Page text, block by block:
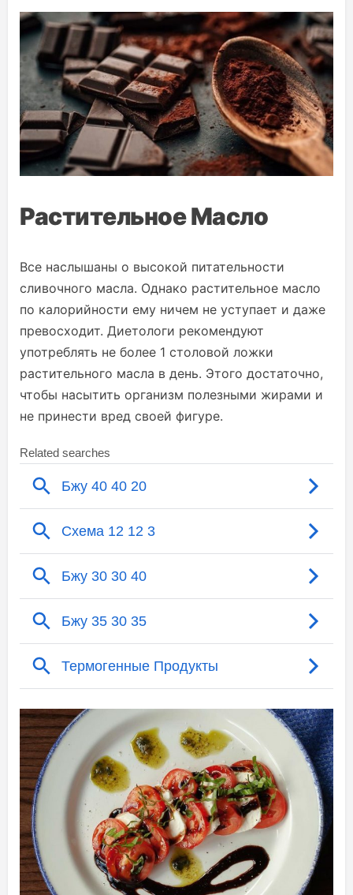
Растительное Масло
Все наслышаны о высокой питательности
сливочного масла. Однако растительное масло
по калорийности ему ничем не уступает и даже
превосходит. Диетологи рекомендуют
употреблять не более 1 столовой ложки
растительного масла в день. Этого достаточно,
чтобы насытить организм полезными жирами и
не принести вред своей фигуре.